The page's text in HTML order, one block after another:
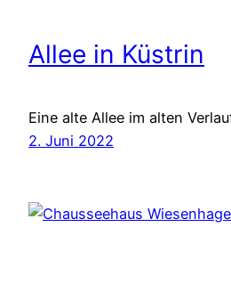
Allee in Küstrin
Eine alte Allee im alten
2. Juni 2022